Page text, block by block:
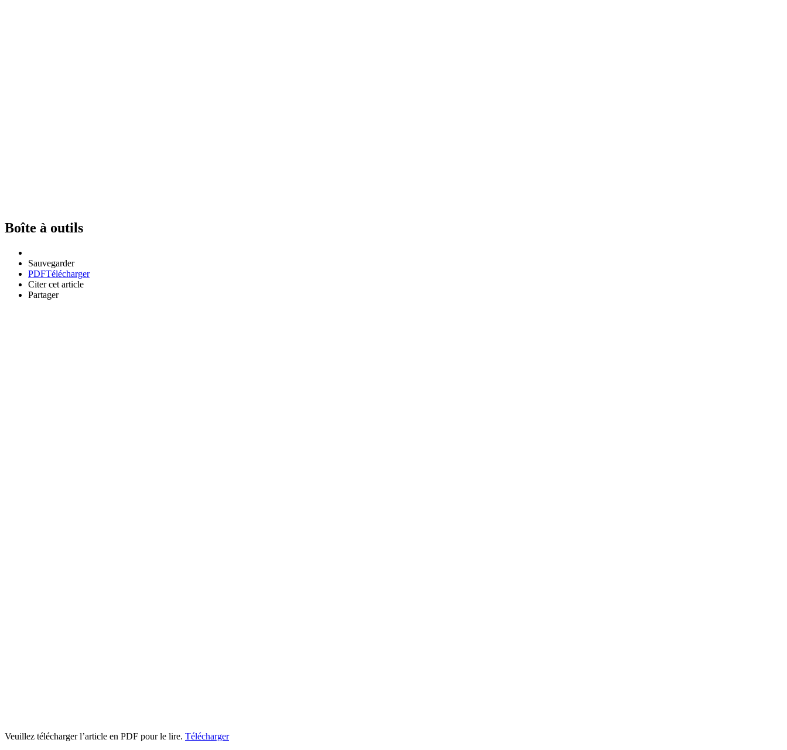
Boîte à outils
Sauvegarder
PDFTélécharger
Citer cet article
Partager
Veuillez télécharger l’article en PDF pour le lire. Télécharger